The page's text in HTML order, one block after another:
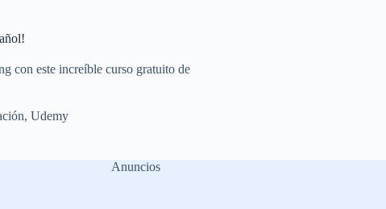
con este increíble curso gratuito de
, Udemy
Anuncios